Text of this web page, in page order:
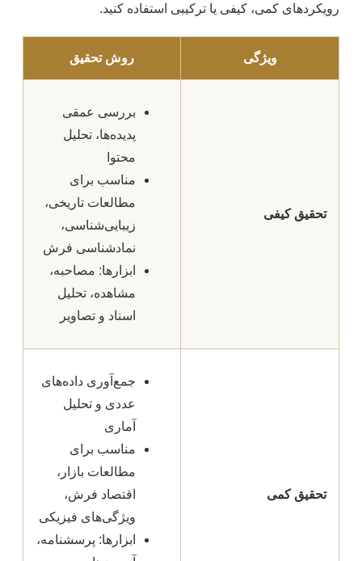
رویکردهای کمی، کیفی یا ترکیبی استفاده کنید.
ویژگی روش تحقیق
تحقیق کیفی
بررسی عمقی
پدیده‌ها، تحلیل
محتوا
مناسب برای
مطالعات تاریخی،
زیبایی‌شناسی،
نمادشناسی فرش
ابزارها: مصاحبه،
مشاهده، تحلیل
اسناد و تصاویر
تحقیق کمی
جمع‌آوری داده‌های
عددی و تحلیل
آماری
مناسب برای
مطالعات بازار،
اقتصاد فرش،
ویژگی‌های فیزیکی
ابزارها: پرسشنامه،